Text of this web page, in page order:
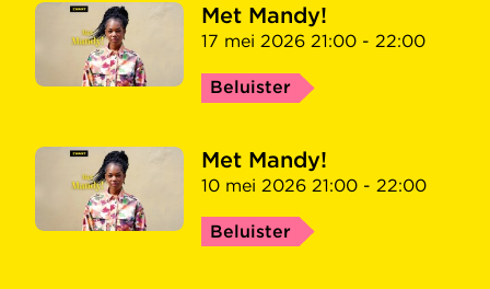
Met Mandy!
17 mei 2026 21:00 - 22:00
Beluister
Met Mandy!
10 mei 2026 21:00 - 22:00
Beluister